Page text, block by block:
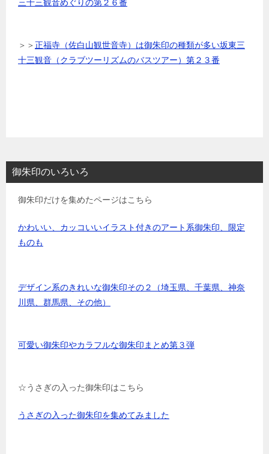
三十三観音めぐりの第２６番
＞＞正福寺（佐白山観世音寺）は御朱印の種類が多い坂東三
十三観音（クラブツーリズムのバスツアー）第２３番
御朱印のいろいろ
御朱印だけを集めたページはこちら
かわいい、カッコいいイラスト付きのアート系御朱印、限定
ものも
デザイン系のきれいな御朱印その２（埼玉県、千葉県、神奈
川県、群馬県、その他）
可愛い御朱印やカラフルな御朱印まとめ第３弾
☆うさぎの入った御朱印はこちら
うさぎの入った御朱印を集めてみました